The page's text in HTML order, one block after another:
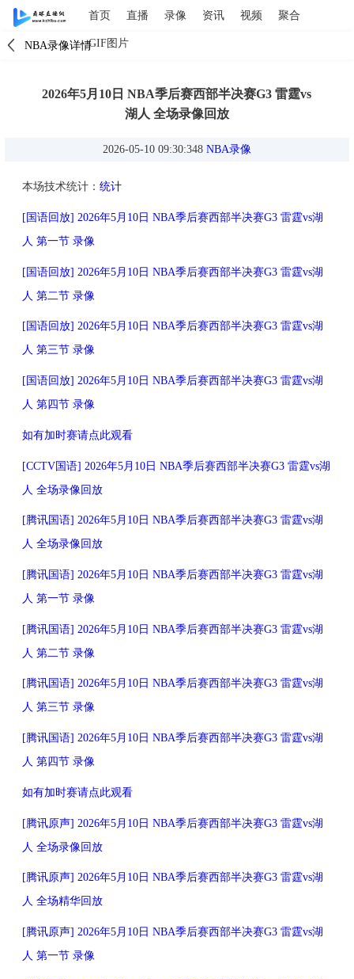
首页 直播 录像 资讯 视频 聚合
GIF图片
NBA录像详情
2026年5月10日 NBA季后赛西部半决赛G3 雷霆vs
湖人 全场录像回放
2026-05-10 09:30:348 NBA录像
本场技术统计： 统计
[国语回放] 2026年5月10日 NBA季后赛西部半决赛G3 雷霆vs湖
人 第一节 录像
[国语回放] 2026年5月10日 NBA季后赛西部半决赛G3 雷霆vs湖
人 第二节 录像
[国语回放] 2026年5月10日 NBA季后赛西部半决赛G3 雷霆vs湖
人 第三节 录像
[国语回放] 2026年5月10日 NBA季后赛西部半决赛G3 雷霆vs湖
人 第四节 录像
如有加时赛请点此观看
[CCTV国语] 2026年5月10日 NBA季后赛西部半决赛G3 雷霆vs湖
人 全场录像回放
[腾讯国语] 2026年5月10日 NBA季后赛西部半决赛G3 雷霆vs湖
人 全场录像回放
[腾讯国语] 2026年5月10日 NBA季后赛西部半决赛G3 雷霆vs湖
人 第一节 录像
[腾讯国语] 2026年5月10日 NBA季后赛西部半决赛G3 雷霆vs湖
人 第二节 录像
[腾讯国语] 2026年5月10日 NBA季后赛西部半决赛G3 雷霆vs湖
人 第三节 录像
[腾讯国语] 2026年5月10日 NBA季后赛西部半决赛G3 雷霆vs湖
人 第四节 录像
如有加时赛请点此观看
[腾讯原声] 2026年5月10日 NBA季后赛西部半决赛G3 雷霆vs湖
人 全场录像回放
[腾讯原声] 2026年5月10日 NBA季后赛西部半决赛G3 雷霆vs湖
人 全场精华回放
[腾讯原声] 2026年5月10日 NBA季后赛西部半决赛G3 雷霆vs湖
人 第一节 录像